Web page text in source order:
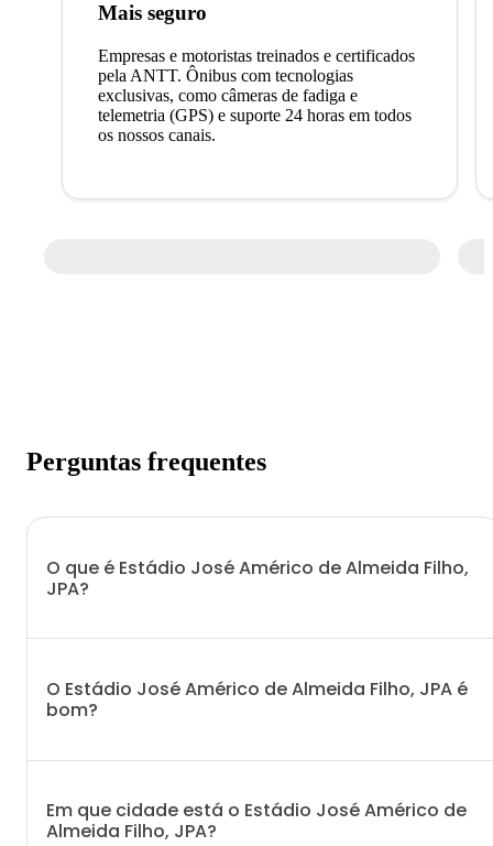
Mais seguro
Empresas e motoristas treinados e certificados
pela ANTT. Ônibus com tecnologias
exclusivas, como câmeras de fadiga e
telemetria (GPS) e suporte 24 horas em todos
os nossos canais.
Perguntas frequentes
O que é Estádio José Américo de Almeida Filho,
JPA?
O Estádio José Américo de Almeida Filho, JPA é
bom?
Em que cidade está o Estádio José Américo de
Almeida Filho, JPA?